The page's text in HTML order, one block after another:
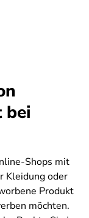
bei
Shops mit
Kleidung oder
Produkt
möchten.